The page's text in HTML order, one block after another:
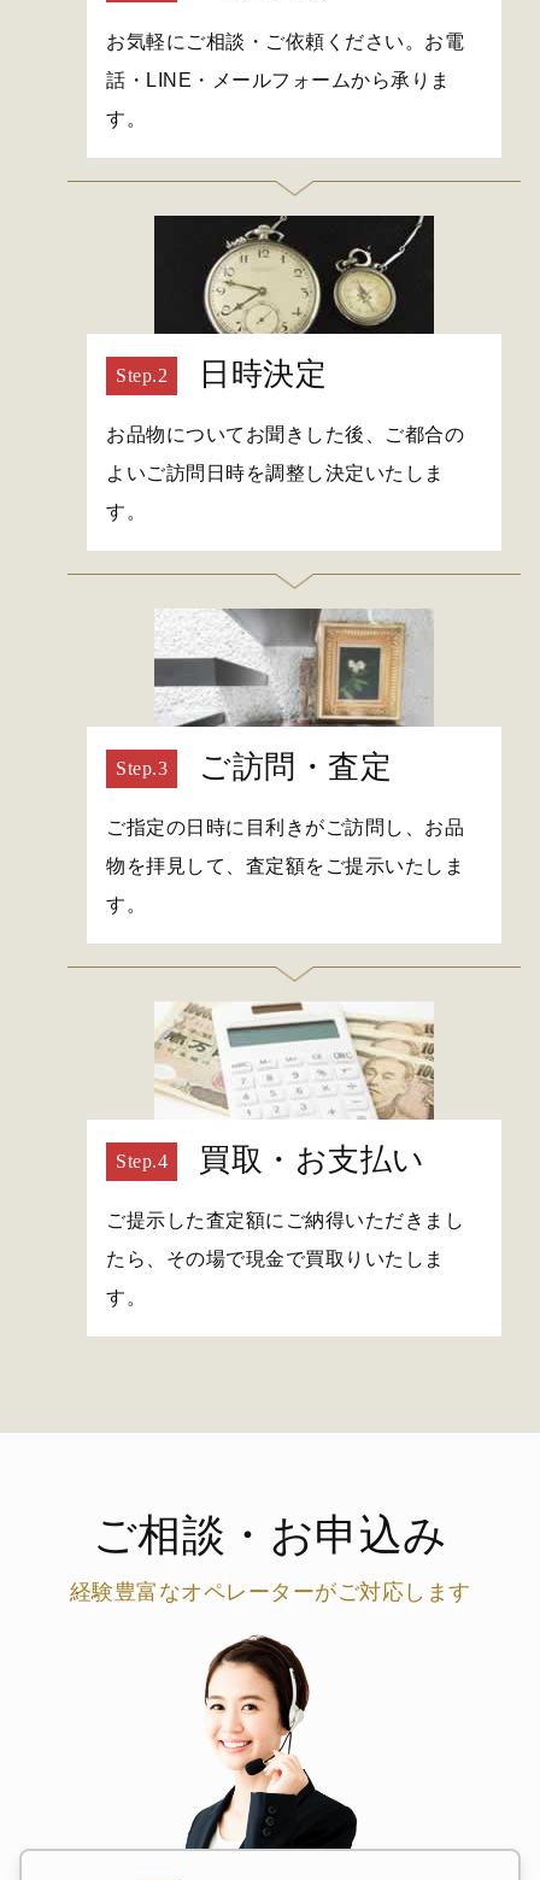
お気軽にご相談・ご依頼ください。お電
話・LINE・メールフォームから承りま
す。
日時決定
お品物についてお聞きした後、ご都合の
よいご訪問日時を調整し決定いたしま
す。
ご訪問・査定
ご指定の日時に目利きがご訪問し、お品
物を拝見して、査定額をご提示いたしま
す。
買取・お支払い
ご提示した査定額にご納得いただきまし
たら、その場で現金で買取りいたしま
す。
ご相談・お申込み
経験豊富なオペレーターがご対応します